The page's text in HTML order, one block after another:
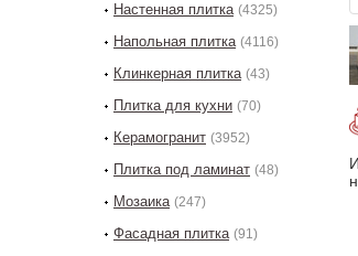
Настенная плитка (4325)
Напольная плитка (4116)
Клинкерная плитка (43)
Плитка для кухни (70)
Керамогранит (3952)
Плитка под ламинат (48)
Мозаика (247)
Фасадная плитка (91)